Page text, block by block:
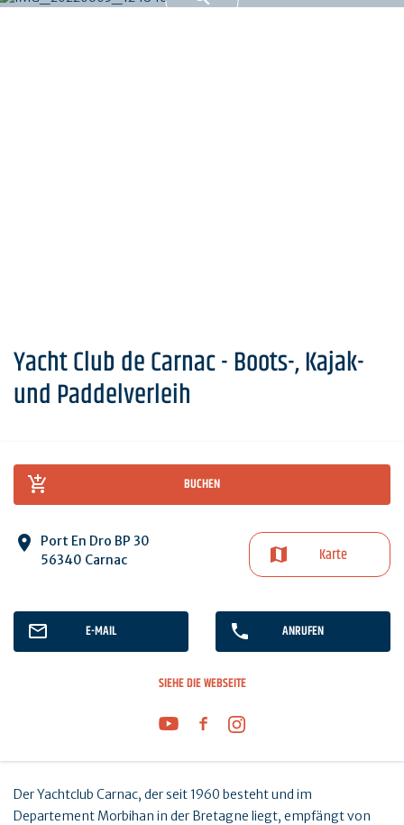
Yacht Club de Carnac - Boots-, Kajak-
und Paddelverleih
BUCHEN
Port En Dro BP 30
56340 Carnac
Karte
E-MAIL ANRUFEN
SIEHE DIE WEBSEITE
Der Yachtclub Carnac, der seit 1960 besteht und im
Departement Morbihan in der Bretagne liegt, empfängt von